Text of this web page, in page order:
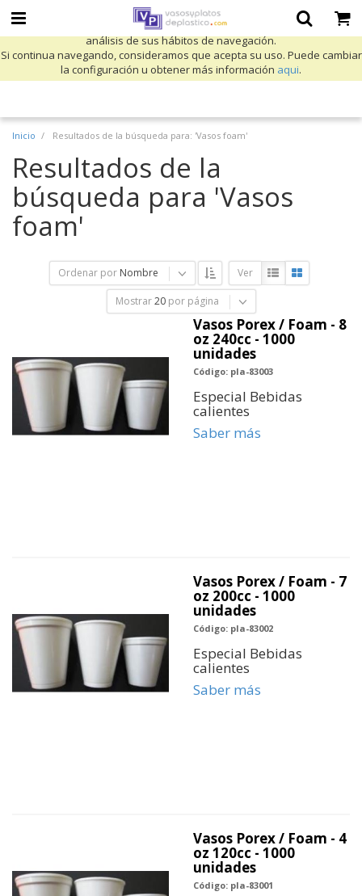
Utilizamos cookies propias y de terceros para mejorar nuestros servicios
y mostrarle publicidad relacionada con sus preferencias mediante el
análisis de sus hábitos de navegación.
Si continua navegando, consideramos que acepta su uso. Puede cambiar
la configuración u obtener más información aqui.
Inicio Resultados de la búsqueda para: 'Vasos foam'
Resultados de la
búsqueda para 'Vasos
foam'
Ordenar por Nombre Ver
Mostrar 20 por página
Vasos Porex / Foam - 8
oz 240cc - 1000
unidades
Código: pla-83003
Especial Bebidas
calientes
Saber más
Vasos Porex / Foam - 7
oz 200cc - 1000
unidades
Código: pla-83002
Especial Bebidas
calientes
Saber más
Vasos Porex / Foam - 4
oz 120cc - 1000
unidades
Código: pla-83001